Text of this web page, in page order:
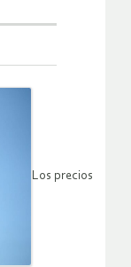
Los precios